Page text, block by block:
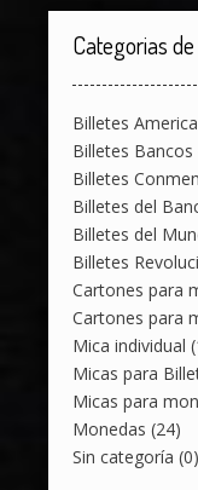
Categorias
Billetes
Billetes
Billetes
Billetes del
Billetes del
Billetes
Cartones para
Cartones para
Mica individual
Micas para
Micas para
Monedas (24)
Sin categoría (0)